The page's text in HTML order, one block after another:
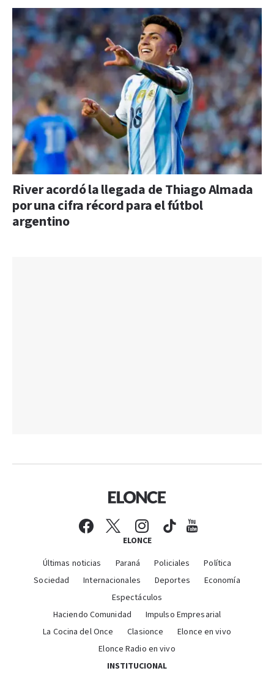
River acordó la llegada de Thiago Almada
por una cifra récord para el fútbol
argentino
ELONCE
Últimas noticias Paraná Policiales
Política
Sociedad
Internacionales Deportes
Economía
Espectáculos
Haciendo Comunidad
Impulso Empresarial
La Cocina del Once
Clasionce
Elonce en vivo
Elonce Radio en vivo
INSTITUCIONAL